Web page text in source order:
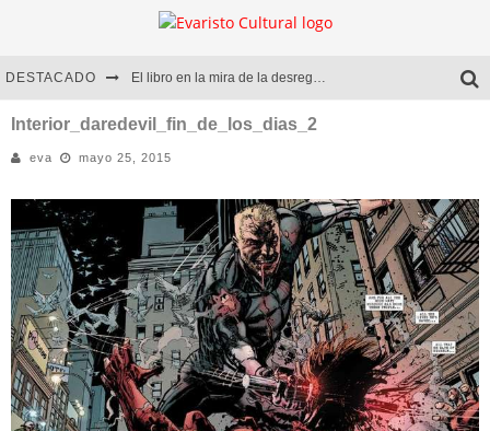
DESTACADO El libro en la mira de la desregulación
Marcelo Rubio | El llovedor
Diego Meret | Hotel Acapulco
Alejandra Correa | La nieve
Interior_daredevil_fin_de_los_dias_2
eva mayo 25, 2015